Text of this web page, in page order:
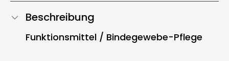
Beschreibung
Funktionsmittel / Bindegewebe-Pflege